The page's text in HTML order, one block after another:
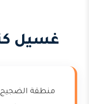
غسيل
منطقة الضجيج